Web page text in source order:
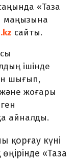
«Таза
маңызына
сайты.
ішінде
шығып,
және жоғары
айналды.
қорғау күні
«Таза